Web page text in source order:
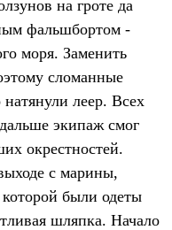
на гроте да
фальшбортом -
моря. Заменить
сломанные
леер. Всех
экипаж смог
окрестностей.
с марины,
были одеты
шляпка. Начало